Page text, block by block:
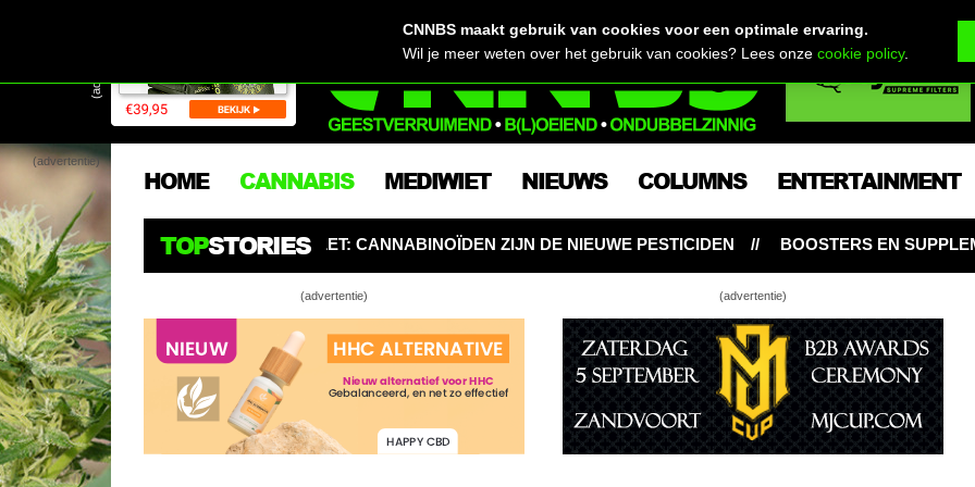
(advertentie)
(advertentie)
HOME CANNABIS MEDIWIET NIEUWS COLUMNS ENTERTAINMENT
TOPSTORIES
CANNABINOÏDEN ZIJN DE NIEUWE PESTICIDEN BOOSTERS EN SUPPLEMENTEN: NOODZAKELIJK VOOR
(advertentie) (advertentie)
StealthyDutchGuy & Super Lemon Haze
Voortijdig oogstfeest @neighbourgrowofficials!
CNNBS maakt gebruik van cookies voor een optimale ervaring.
Wil je meer weten over het gebruik van cookies? Lees onzecookie policy.